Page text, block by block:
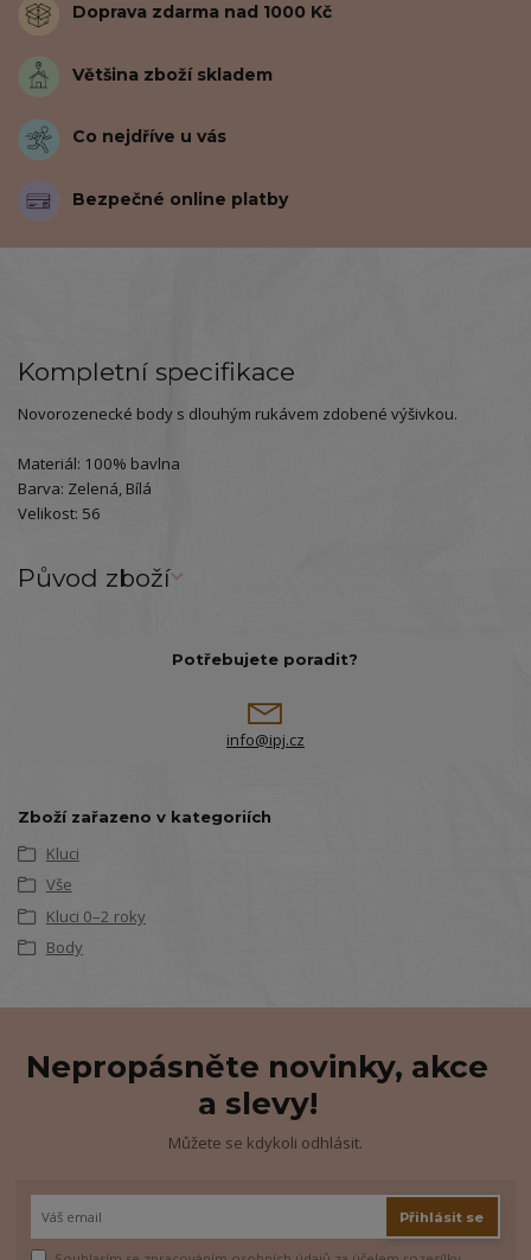
Doprava zdarma nad 1000 Kč
Většina zboží skladem
Co nejdříve u vás
Bezpečné online platby
Kompletní specifikace
Novorozenecké body s dlouhým rukávem zdobené výšivkou.
Materiál: 100% bavlna
Barva: Zelená, Bílá
Velikost: 56
Původ zboží
Potřebujete poradit?
info@ipj.cz
Zboží zařazeno v kategoriích
Kluci
Vše
Kluci 0–2 roky
Body
Nepropásněte novinky, akce
a slevy!
Můžete se kdykoli odhlásit.
Přihlásit se